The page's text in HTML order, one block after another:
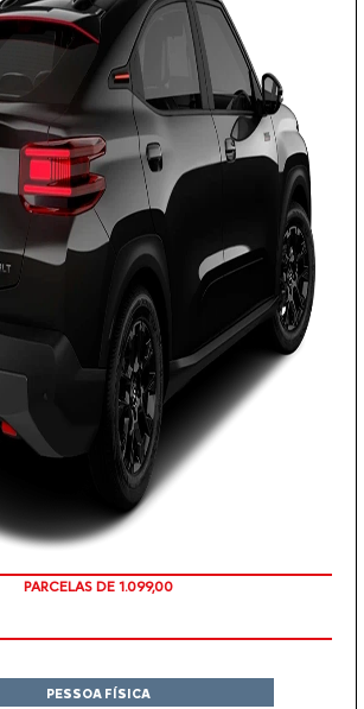
PARCELAS DE 1.099,00
PESSOA FÍSICA